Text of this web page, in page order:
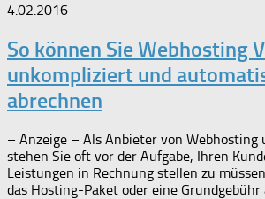
4.02.2016
So können Sie Webhosting
unkompliziert und
abrechnen
– Anzeige – Als Anbieter von Webhosting
stehen Sie oft vor der Aufgabe, Ihren
Leistungen in Rechnung stellen zu
das Hosting-Paket oder eine Grundgebühr